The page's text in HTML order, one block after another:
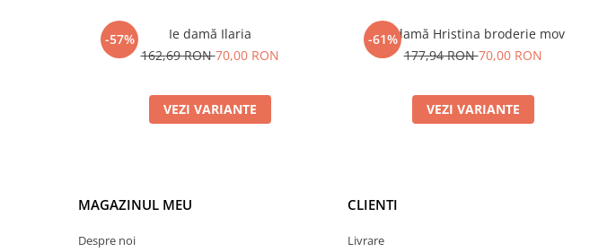
-57%
Ie damă Ilaria
162,69 RON70,00 RON
VEZI VARIANTE
-61%
Ie damă Hristina broderie mov
177,94 RON70,00 RON
VEZI VARIANTE
MAGAZINUL MEU
Despre noi
CLIENTI
Livrare